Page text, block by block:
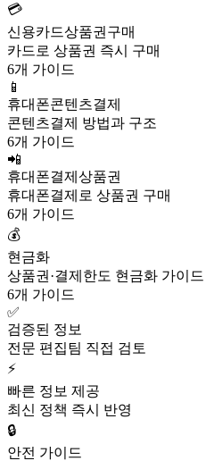
💳
신용카드상품권구매
카드로 상품권 즉시 구매
6개 가이드
📱
휴대폰콘텐츠결제
콘텐츠결제 방법과 구조
6개 가이드
📲
휴대폰결제상품권
휴대폰결제로 상품권 구매
6개 가이드
💰
현금화
상품권·결제한도 현금화 가이드
6개 가이드
✅
검증된 정보
전문 편집팀 직접 검토
⚡
빠른 정보 제공
최신 정책 즉시 반영
🔒
안전 가이드